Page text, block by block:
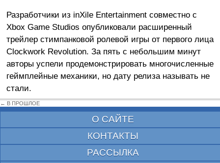
Разработчики из inXile Entertainment совместно с
Xbox Game Studios опубликовали расширенный
трейлер стимпанковой ролевой игры от первого лица
Clockwork Revolution. За пять с небольшим минут
авторы успели продемонстрировать многочисленные
геймплейные механики, но дату релиза называть не
стали.
← В ПРОШЛОЕ
О САЙТЕ
КОНТАКТЫ
РАССЫЛКА